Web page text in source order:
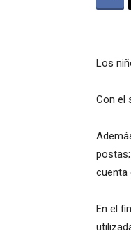
Los
Con el
cuenta
En el